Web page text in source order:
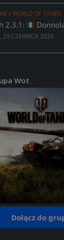
/WORLD OF TANKS
2.3.1:
29 CZERWCA 2026
Wot
Dołącz do